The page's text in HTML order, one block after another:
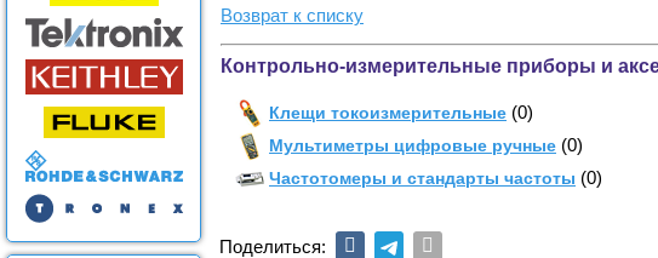
Возврат к списку
Контрольно-измерительные приборы и
Клещи токоизмерительные (0)
Мультиметры цифровые ручные (0)
Частотомеры и стандарты частоты (0)
Поделиться: